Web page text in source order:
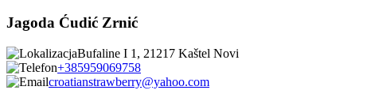
Jagoda Ćudić Zrnić
Bufaline I 1, 21217 Kaštel Novi
+385959069758
croatianstrawberry@yahoo.com